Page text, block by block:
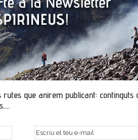
que anirem publicant: continguts
a tamany pantalla completa. Per veure
amb una de les seves últimes versions.